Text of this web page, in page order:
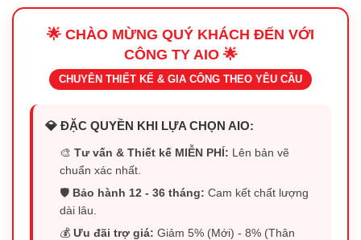
🌟 CHÀO MỪNG QUÝ KHÁCH ĐẾN VỚI
CÔNG TY AIO 🌟
CHUYÊN THIẾT KẾ & GIA CÔNG THEO YÊU CẦU
💎 ĐẶC QUYỀN KHI LỰA CHỌN AIO:
🎨Tư vấn & Thiết kế MIỄN PHÍ: Lên bản vẽ
chuẩn xác nhất.
🛡️ Bảo hành 12 - 36 tháng: Cam kết chất lượng
dài lâu.
💰Ưu đãi trợ giá: Giảm 5% (Mới) - 8% (Thân